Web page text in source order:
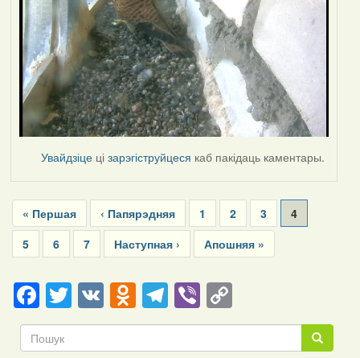
Увайдзіце цізарэгіструйцеся каб пакідаць каментары.
Pagination
First
page
« Першая
Previous
page
‹ Папярэдняя Page
1 Page
2 Page
3
Current
page
4
Page
5 Page
6 Page
7
Next
page
Наступная ›
Last
page
Апошняя »
Facebook
Twitter
VKOdnoklassniki
Telegram
ViberCopy
Link Пошук
Пошук